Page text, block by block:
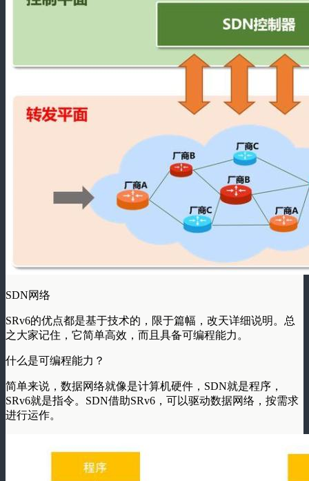
SDN网络
SRv6的优点都是基于技术的，限于篇幅，改天详细说明。总
之大家记住，它简单高效，而且具备可编程能力。
什么是可编程能力 ？
简单来说，数据网络就像是计算机硬件，SDN就是程序，
SRv6就是指令。SDN借助SRv6，可以驱动数据网络，按需求
进行运作。